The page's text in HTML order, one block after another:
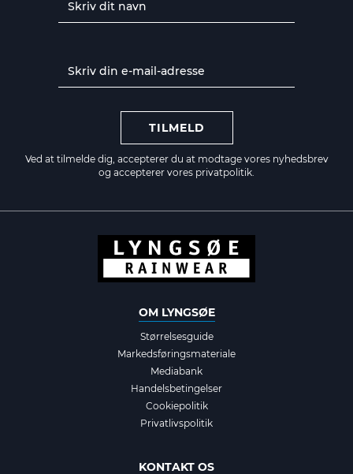
TILMELD
Ved at tilmelde dig, accepterer du at modtage vores nyhedsbrev
og accepterer vores privatpolitik.
OM LYNGSØE
Størrelsesguide
Markedsføringsmateriale
Mediabank
Handelsbetingelser
Cookiepolitik
Privatlivspolitik
KONTAKT OS